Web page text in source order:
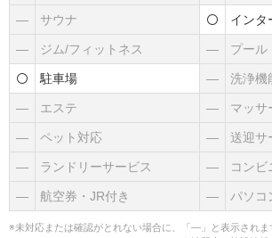
― サウナ インタ
― ジム/フィットネス ― プール
駐車場 ― 洗浄機
― エステ ― マッサ
― ペット対応 ― 送迎サ
― ランドリーサービス ― コンビ
― 航空券・JR付き ― パソコ
※未対応または確認がとれない場合に、「―」と表示されま